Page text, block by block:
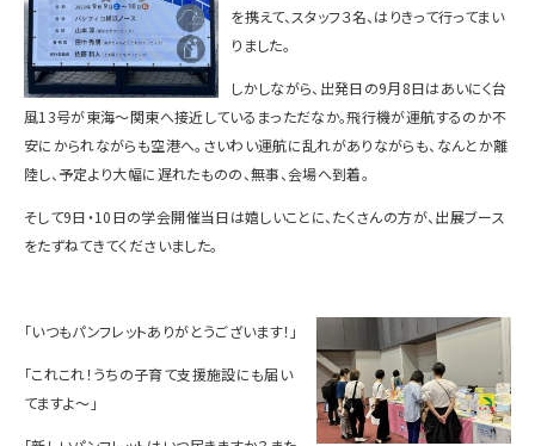
を携えて、スタッフ３名、はりきって行ってまい
りました。
しかしながら、出発日の9月8日はあいにく台
風13号が東海～関東へ接近しているまっただなか。飛行機が運航するのか不
安にかられながらも空港へ。さいわい運航に乱れがありながらも、なんとか離
陸し、予定より大幅に遅れたものの、無事、会場へ到着。
そして9日・10日の学会開催当日は嬉しいことに、たくさんの方が、出展ブース
をたずねてきてくださいました。
「いつもパンフレットありがとうございます！」
「これこれ！うちの子育て支援施設にも届い
てますよ～」